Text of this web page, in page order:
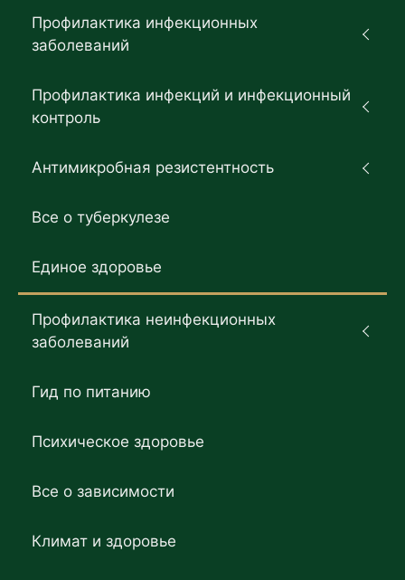
Профилактика инфекционных
заболеваний
Профилактика инфекций и инфекционный
контроль
Антимикробная резистентность
Все о туберкулезе
Единое здоровье
Профилактика неинфекционных
заболеваний
Гид по питанию
Психическое здоровье
Все о зависимости
Климат и здоровье